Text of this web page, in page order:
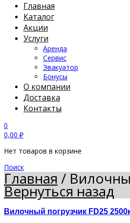
Главная
Каталог
Акции
Услуги
Аренда
Сервис
Эвакуатор
Бонусы
О компании
Доставка
Контакты
0
0,00 ₽
Нет товаров в корзине
Поиск
Главная/
Вернуться назад
Вилочный погрузчик FD25